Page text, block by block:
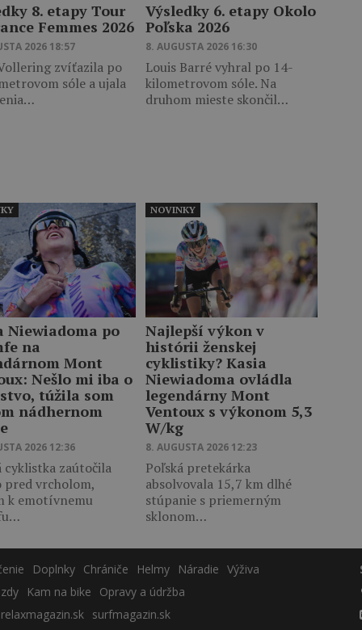
8. etapy Tour
Femmes 2026
2026 18:57
zvíťazila po
sóle a ujala
Výsledky 6. etapy Okolo
Poľska 2026
8. AUGUSTA 2026 16:30
Louis Barré vyhral po 14-
kilometrovom sóle. Na
druhom mieste skončil…
Niewiadoma po
na
Mont
Nešlo mi iba o
túžila som
nádhernom
2026 12:36
cyklistka zaútočila
pred vrcholom,
k emotívnemu
Najlepší výkon v
histórii ženskej
cyklistiky? Kasia
Niewiadoma ovládla
legendárny Mont
Ventoux s výkonom 5,3
W/kg
8. AUGUSTA 2026 12:23
Poľská pretekárka
absolvovala 15,7 km dlhé
stúpanie s priemerným
sklonom…
NOVINKY
Doplnky Chrániče Helmy Náradie Výživa
Kam na bike
Opravy a údržba
relaxmagazin.sk surfmagazin.sk